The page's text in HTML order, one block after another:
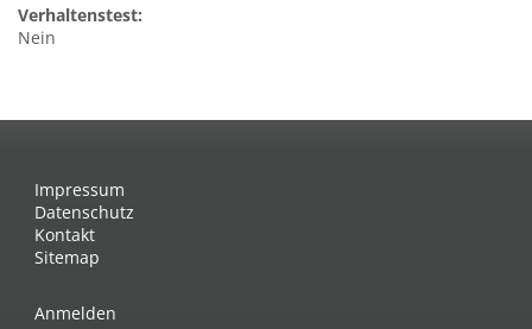
Verhaltenstest:
Nein
Impressum
Datenschutz
Kontakt
Sitemap
Anmelden